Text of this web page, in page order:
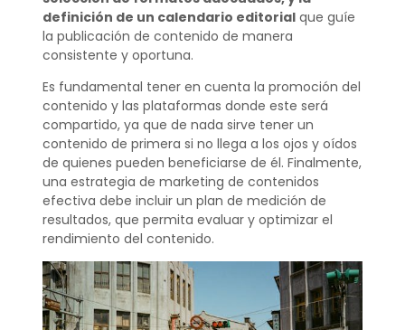
definición de un calendario editorialque guíe
la publicación de contenido de manera
consistente y oportuna.
Es fundamental tener en cuenta la promoción del
contenido y las plataformas donde este será
compartido, ya que de nada sirve tener un
contenido de primera si no llega a los ojos y oídos
de quienes pueden beneficiarse de él. Finalmente,
una estrategia de marketing de contenidos
efectiva debe incluir un plan de medición de
resultados, que permita evaluar y optimizar el
rendimiento del contenido.